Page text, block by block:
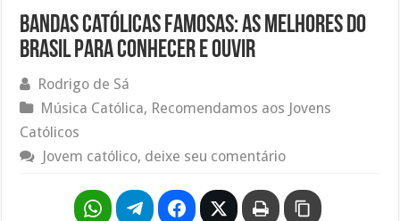
Bandas Católicas Famosas: as Melhores do
Brasil para Conhecer e Ouvir
Rodrigo de Sá
Música Católica, Recomendamos aos Jovens
Católicos
Jovem católico, deixe seu comentário